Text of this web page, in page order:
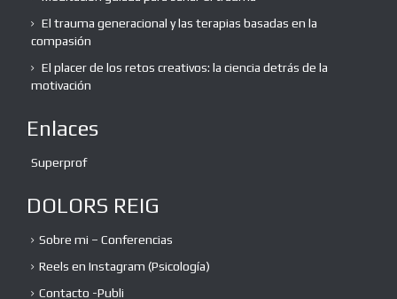
El trauma generacional y las terapias basadas en la
compasión
El placer de los retos creativos: la ciencia detrás de la
motivación
Enlaces
Superprof
DOLORS REIG
Sobre mi – Conferencias
Reels en Instagram (Psicología)
Contacto -Publi